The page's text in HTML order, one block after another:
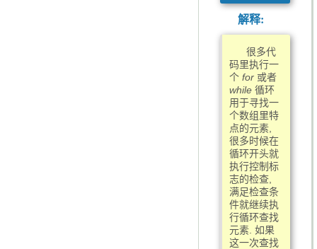
解释:
很多代
码里执行一
个 for 或者
while 循环
用于寻找一
个数组里特
点的元素,
很多时候在
循环开头就
执行控制标
志的检查,
满足检查条
件就继续执
行循环查找
元素. 如果
这一次查找